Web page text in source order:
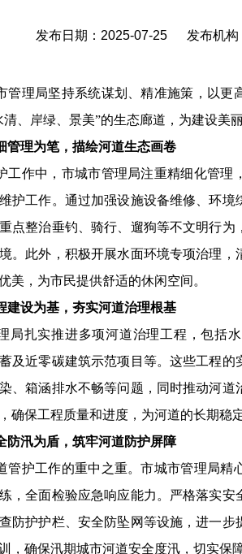
发布日期：2025-07-25 发布机构
管理局坚持系统谋划、精准施策，以更
清、岸绿、景美”的生态廊道，为建设美
管理为笔，描绘河道生态画卷
工作中，市城市管理局注重精细化管理
护工作。通过加强设施设备维修、环
点整治垂钓、骑行、遛狗等不文明行
。此外，积极开展水面环境专项治理
美，为市民提供舒适的休闲空间 。
建设为基，夯实河道治理根基
局扎实推进多项河道治理工程，包括
及近零碳建筑示范项目等。这些工程
、箱涵排水不畅等问题，同时推动河
确保工程质量和进度，为河道的长期稳
防汛为盾，筑牢河道防护屏障
管护工作的重中之重。市城市管理局精
，全面检验应急响应能力。严格落实
防护护栏、安全防坠网等设施，进一
，确保汛期城市河道安全度汛 ， 切实保